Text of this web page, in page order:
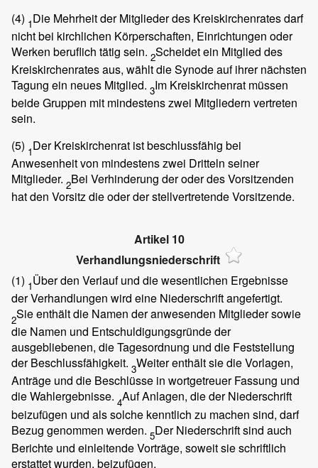
(4) 1Die Mehrheit der Mitglieder des Kreiskirchenrates darf
nicht bei kirchlichen Körperschaften, Einrichtungen oder
Werken beruflich tätig sein. 2Scheidet ein Mitglied des
Kreiskirchenrates aus, wählt die Synode auf ihrer nächsten
Tagung ein neues Mitglied. 3Im Kreiskirchenrat müssen
beide Gruppen mit mindestens zwei Mitgliedern vertreten
sein.
(5) 1Der Kreiskirchenrat ist beschlussfähig bei
Anwesenheit von mindestens zwei Dritteln seiner
Mitglieder. 2Bei Verhinderung der oder des Vorsitzenden
hat den Vorsitz die oder der stellvertretende Vorsitzende.
Artikel 10
Verhandlungsniederschrift
(1) 1Über den Verlauf und die wesentlichen Ergebnisse
der Verhandlungen wird eine Niederschrift angefertigt.
2Sie enthält die Namen der anwesenden Mitglieder sowie
die Namen und Entschuldigungsgründe der
ausgebliebenen, die Tagesordnung und die Feststellung
der Beschlussfähigkeit. 3Weiter enthält sie die Vorlagen,
Anträge und die Beschlüsse in wortgetreuer Fassung und
die Wahlergebnisse. 4Auf Anlagen, die der Niederschrift
beizufügen und als solche kenntlich zu machen sind, darf
Bezug genommen werden. 5Der Niederschrift sind auch
Berichte und einleitende Vorträge, soweit sie schriftlich
erstattet wurden, beizufügen.